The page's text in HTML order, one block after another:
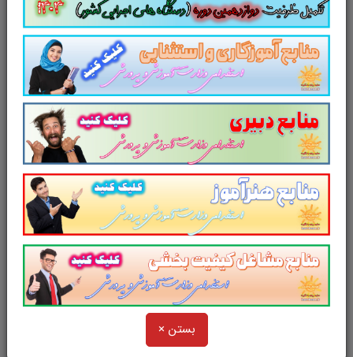
بستن ×
باشد.جزوه سوالات تستی کتاب دانش فنی
تخصصیطراحی و دوختمطالب خوانده شده
داوطلبین آزمون استخدامی را نظم بخشیده و
منسجم می سازد. این مجموعهمرور سریع
داوطلب را سبب می شود و آگاهی های وی را
نظم بخشیده و یک آمادگی و شبیه سازی را برای
جلسه آزمون به همراه دارد. مطالعه این منبع برای
همه داوطلبین عزیز پیشنهاد می شود.
از دیگر منابع آزمون استخدامی وزارت
آموزش و پرورش در سایت پرتو
یادگیری دیدن فرمایید.
و